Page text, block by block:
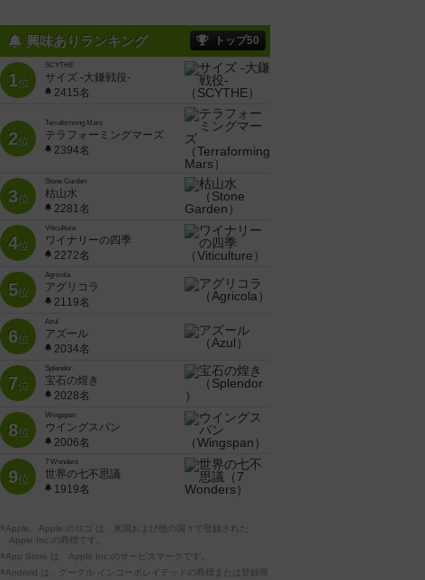
興味ありランキング トップ50
1位
SCYTHE
サイズ -大鎌戦役-
2415名
2位
Terraforming Mars
テラフォーミングマーズ
2394名
3位
Stone Garden
枯山水
2281名
4位
Viticulture
ワイナリーの四季
2272名
5位
Agricola
アグリコラ
2119名
6位
Azul
アズール
2034名
7位
Splendor
宝石の煌き
2028名
8位
Wingspan
ウイングスパン
2006名
9位
7 Wonders
世界の七不思議
1919名
※Apple、Apple のロゴ は、米国および他の国々で登録された
Apple Inc.の商標です。
※App Store は、Apple Inc.のサービスマークです。
※Android は、グーグル インコーポレイテッドの商標または登録商